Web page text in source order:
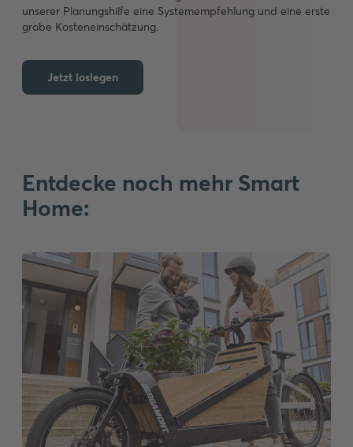
unserer Planungshilfe eine Systemempfehlung und eine erste
grobe Kosteneinschätzung.
Jetzt loslegen
Entdecke noch mehr Smart
Home: